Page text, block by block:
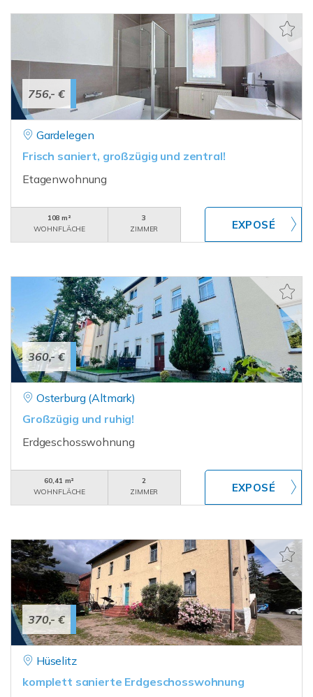
756,- €
Gardelegen
Frisch saniert, großzügig und zentral!
Etagenwohnung
108 m²
WOHNFLÄCHE
3
ZIMMER
360,- €
Osterburg (Altmark)
Großzügig und ruhig!
Erdgeschosswohnung
60,41 m²
WOHNFLÄCHE
2
ZIMMER
370,- €
Hüselitz
komplett sanierte Erdgeschosswohnung